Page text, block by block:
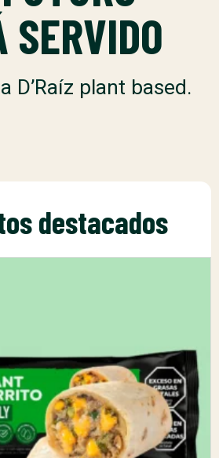
SERVIDO
D’Raíz plant based.
destacados